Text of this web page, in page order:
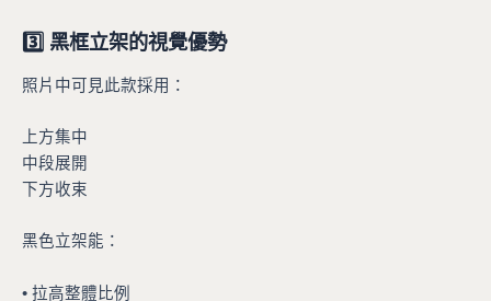
3️⃣ 黑框立架的視覺優勢
照片中可見此款採用：
上方集中
中段展開
下方收束
黑色立架能：
• 拉高整體比例